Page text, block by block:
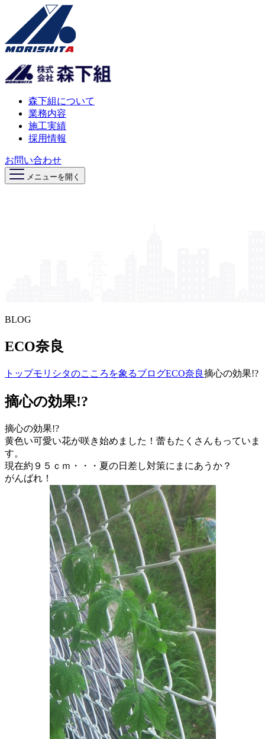
森下組について
業務内容
施工実績
採用情報
お問い合わせ
メニューを開く
BLOG
ECO奈良
トップモリシタの​こころを​象る​ブログECO奈良摘心の効果!?
摘心の効果!?
摘心の効果!?
黄色い可愛い花が咲き始めました！蕾もたくさんもっていま
す。
現在約９５ｃｍ・・・夏の日差し対策にまにあうか？
がんばれ！